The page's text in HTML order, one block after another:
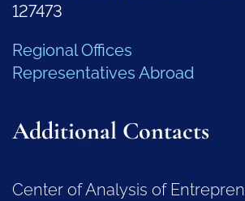
127473
Regional Offices
Representatives Abroad
Additional Contacts
Center of Analysis of